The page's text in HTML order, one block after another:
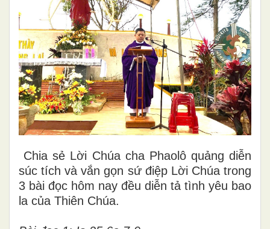
Chia sẻ Lời Chúa cha Phaolô quảng diễn
súc tích và vắn gọn sứ điệp Lời Chúa trong
3 bài đọc hôm nay đều diễn tả tình yêu bao
la của Thiên Chúa.